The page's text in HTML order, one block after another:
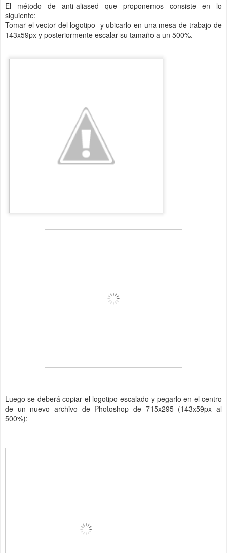
El método de anti-aliased que proponemos consiste en lo
siguiente:
Tomar el vector del logotipo y ubicarlo en una mesa de trabajo de
143x59px y posteriormente escalar su tamaño a un 500%.
Luego se deberá copiar el logotipo escalado y pegarlo en el centro
de un nuevo archivo de Photoshop de 715x295 (143x59px al
500%):